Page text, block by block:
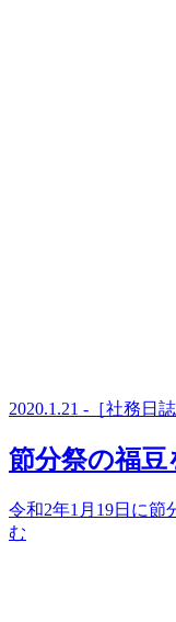
2020.1.21 -［社務日誌
節分祭の福豆
令和2年1月19日に節
む